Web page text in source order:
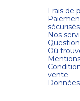
Frais de
sécurisés
Nos
Où
vente